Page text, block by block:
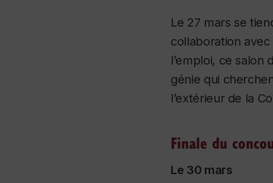
Le 27 mars se
collaboration
l’emploi, ce salon
génie qui
l’extérieur de la
Finale du
Le 30 mars